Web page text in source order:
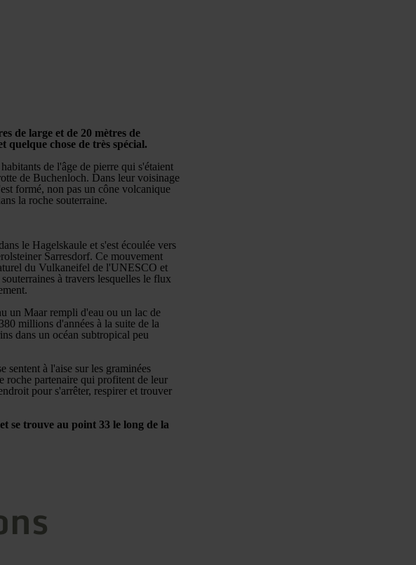
de large et de 20 mètres de
chose de très spécial.
de l'âge de pierre qui s'étaient
de Buchenloch. Dans leur voisinage
formé, non pas un cône volcanique
la roche souterraine.
le Hagelskaule et s'est écoulée vers
Sarresdorf. Ce mouvement
du Vulkaneifel de l'UNESCO et
à travers lesquelles le flux
un Maar rempli d'eau ou un lac de
millions d'années à la suite de la
dans un océan subtropical peu
sentent à l'aise sur les graminées
roche partenaire qui profitent de leur
pour s'arrêter, respirer et trouver
se trouve au point 33 le long de la